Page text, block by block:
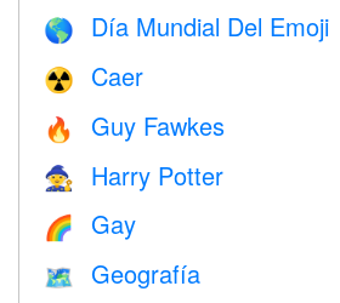
🌎 Día Mundial Del Emoji
☢️ Caer
🔥 Guy Fawkes
🧙 Harry Potter
🌈 Gay
🗺 Geografía